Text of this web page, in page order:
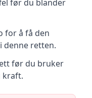
før du blander
for å få den
denne retten.
før du bruker
kraft.